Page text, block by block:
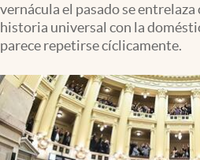
Apertura
Infotechnology
Mundial 2026
vernácula el pasado se entrelaza
historia universal con la
parece repetirse cíclicamente.